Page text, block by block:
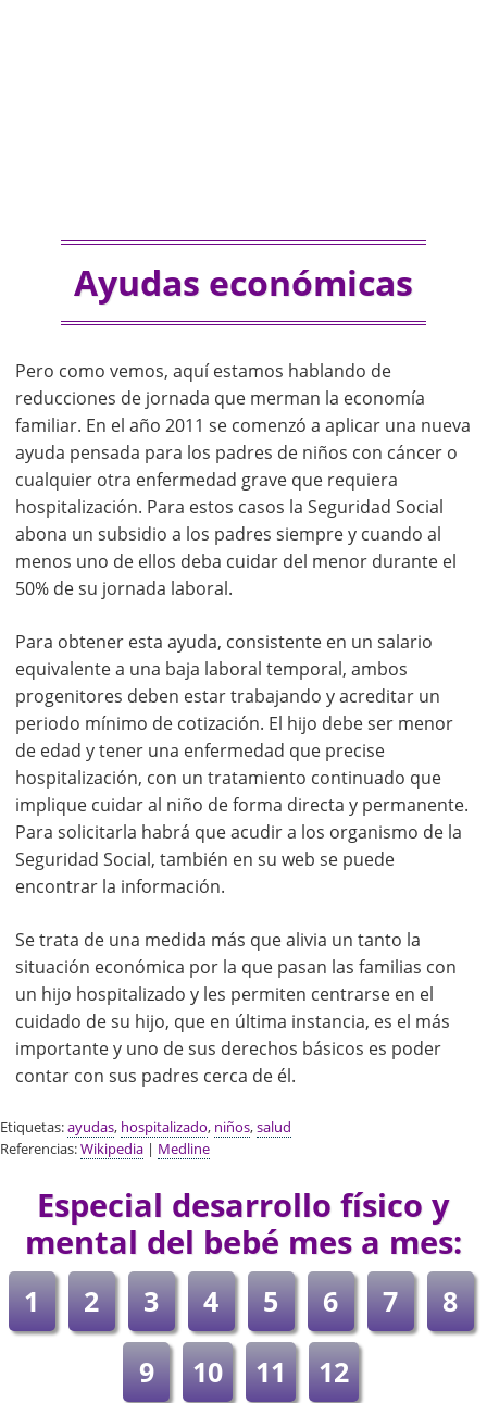
Ayudas económicas
Pero como vemos, aquí estamos hablando de
reducciones de jornada que merman la economía
familiar. En el año 2011 se comenzó a aplicar una nueva
ayuda pensada para los padres de niños con cáncer o
cualquier otra enfermedad grave que requiera
hospitalización. Para estos casos la Seguridad Social
abona un subsidio a los padres siempre y cuando al
menos uno de ellos deba cuidar del menor durante el
50% de su jornada laboral.
Para obtener esta ayuda, consistente en un salario
equivalente a una baja laboral temporal, ambos
progenitores deben estar trabajando y acreditar un
periodo mínimo de cotización. El hijo debe ser menor
de edad y tener una enfermedad que precise
hospitalización, con un tratamiento continuado que
implique cuidar al niño de forma directa y permanente.
Para solicitarla habrá que acudir a los organismo de la
Seguridad Social, también en su web se puede
encontrar la información.
Se trata de una medida más que alivia un tanto la
situación económica por la que pasan las familias con
un hijo hospitalizado y les permiten centrarse en el
cuidado de su hijo, que en última instancia, es el más
importante y uno de sus derechos básicos es poder
contar con sus padres cerca de él.
Etiquetas:ayudas, hospitalizado, niños,salud
Referencias:Wikipedia | Medline
Especial desarrollo físico y
mental del bebé mes a mes:
1 2 3 4 5 6 7
8
9
10 11 12